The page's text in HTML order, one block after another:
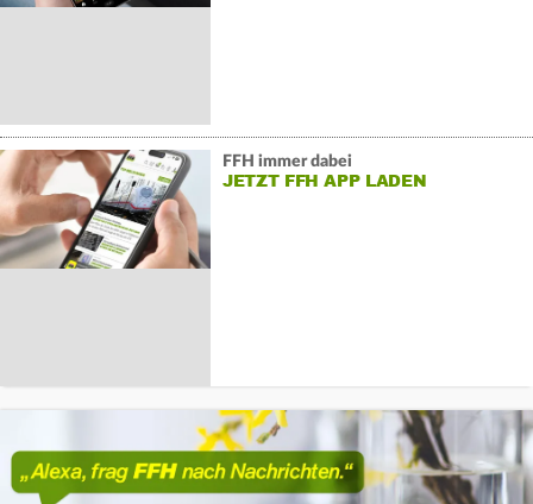
FFH immer dabei
JETZT FFH APP LADEN